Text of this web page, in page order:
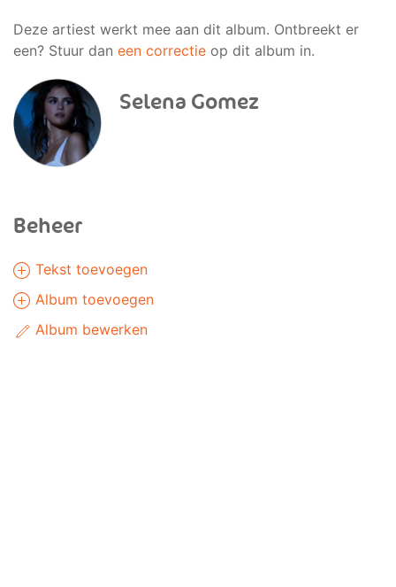
Deze artiest werkt mee aan dit album. Ontbreekt er
een? Stuur dan een correctie op dit album in.
Selena Gomez
Beheer
Tekst toevoegen
Album toevoegen
Album bewerken